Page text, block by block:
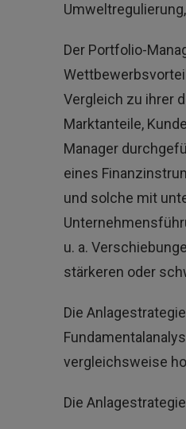
Der Portfolio-
Vergleich zu ihrer
Marktanteile,
Manager
eines
und solche mit
u. a.
stärkeren oder
Die
vergleichsweise
Die